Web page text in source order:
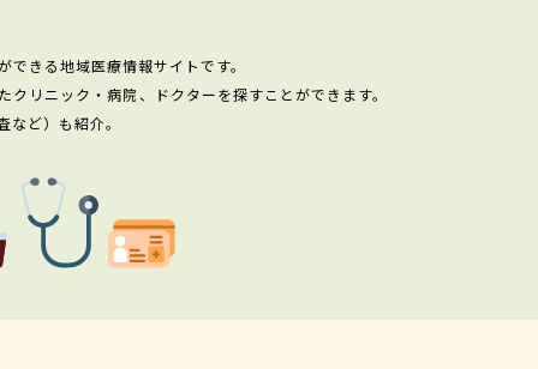
きる地域医療情報サイトです。
リニック・病院、ドクターを探すことができます。
ど）も紹介。